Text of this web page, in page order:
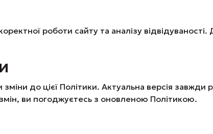
роботи сайту та аналізу відвідуваності.
до цієї Політики. Актуальна версія
ви погоджуєтесь з оновленою Політикою.